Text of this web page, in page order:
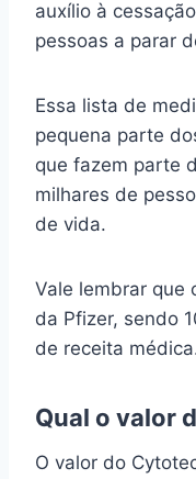
auxílio à
pessoas a parar
Essa lista de
pequena parte
que fazem parte
milhares de
de vida.
Vale lembrar que
da Pfizer, sendo
de receita
Qual o valor
O valor do